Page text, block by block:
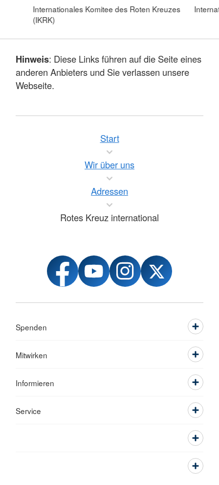
Internationales Komitee des Roten Kreuzes
(IKRK)
Hinweis: Diese Links führen auf die Seite eines
anderen Anbieters und Sie verlassen unsere
Webseite.
Start
Wir über uns
Adressen
Rotes Kreuz international
Spenden
Mitwirken
Informieren
Service